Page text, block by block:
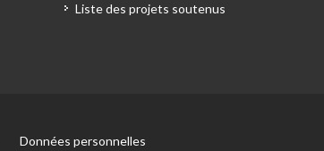
Liste des projets soutenus
Données personnelles